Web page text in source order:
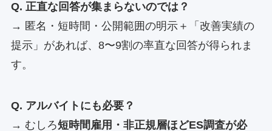
Q. 正直な回答が集まらないのでは？
→ 匿名・短時間・公開範囲の明示＋「改善実績の
提示」があれば、8〜9割の率直な回答が得られま
す。
Q. アルバイトにも必要？
→ むしろ短時間雇用・非正規層ほどES調査が必